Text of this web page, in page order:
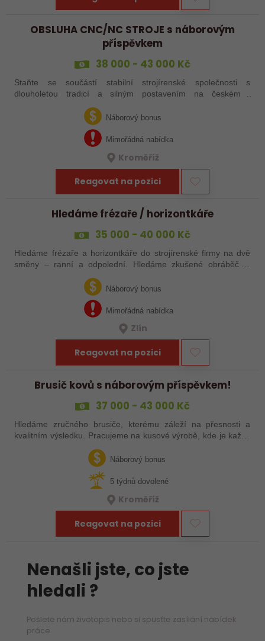
OBSLUHA CNC/NC STROJE s náborovým
příspěvkem
38 000 - 43 000 Kč
Staňte se součástí stabilní strojírenské společnosti s
dlouholetou tradicí a silným postavením na českém i
aktuálně obsazujeme více typů…
Náborový bonus
Mimořádná nabídka
Kroměříž
Reagovat na pozici
Hledáme frézaře / horizontkáře
35 000 - 40 000 Kč
Hledáme frézaře a horizontkáře do strojírenské firmy na dvě
směny – ranní a odpolední. Hledáme zkušené obráběče i
šikovné nováčky, kteří chtějí dělat poctivé řemeslo na
zajímavých zakázkách. Zašlete…
Náborový bonus
Mimořádná nabídka
Zlín
Reagovat na pozici
Brusič kovů s náborovým příspěvkem!
37 000 - 43 000 Kč
Hledáme zručného brusiče, kterému záleží na přesnosti a
kvalitním výsledku. Pracujeme na kusové výrobě, kde je každý
plocho nebo kulato – nebo…Náborový bonus
5 týdnů dovolené
Kroměříž
Reagovat na pozici
Nenašli jste, co jste
hledali ?
Pošlete nám životopis nebo si spusťte zasílání nabídek
práce